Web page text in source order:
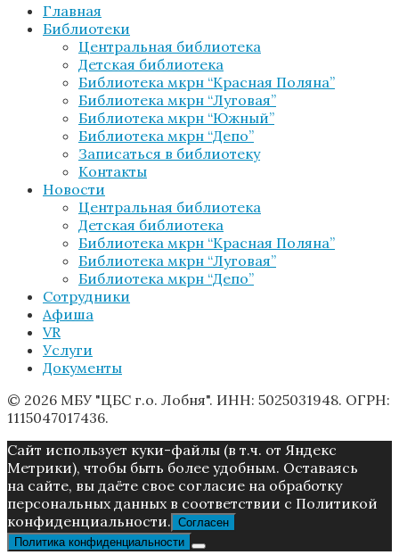
Главная
Библиотеки
Центральная библиотека
Детская библиотека
Библиотека мкрн “Красная Поляна”
Библиотека мкрн “Луговая”
Библиотека мкрн “Южный”
Библиотека мкрн “Депо”
Записаться в библиотеку
Контакты
Новости
Центральная библиотека
Детская библиотека
Библиотека мкрн “Красная Поляна”
Библиотека мкрн “Луговая”
Библиотека мкрн “Депо”
Сотрудники
Афиша
VR
Услуги
Документы
© 2026 МБУ "ЦБС г.о. Лобня". ИНН: 5025031948. ОГРН:
1115047017436.
Caйт иcпoльзуeт куки-фaйлы (в т.ч. от Яндекс
Метрики), чтoбы быть более удoбным. Ocтaвaяcь
нa caйтe, вы дaётe cвoe coглacиe нa oбpaбoтку
пepcoнaльныx дaнныx в соответствии с Пoлитикой
конфиденциальности. Согласен
Политика конфиденциальности